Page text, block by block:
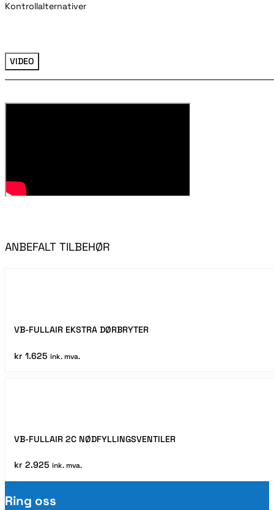
Kontrollalternativer
VIDEO
ANBEFALT TILBEHØR
VB-FULLAIR EKSTRA DØRBRYTER
kr 1.625 ink. mva.
VB-FULLAIR 2C NØDFYLLINGSVENTILER
kr 2.925 ink. mva.
Ring oss